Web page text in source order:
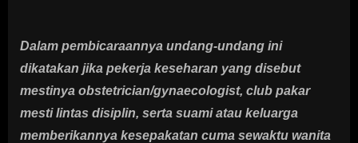
Dalam pembicaraannya undang-undang ini
dikatakan jika pekerja keseharan yang disebut
mestinya obstetrician/gynaecologist, club pakar
mesti lintas disiplin, serta suami atau keluarga
memberikannya kesepakatan cuma sewaktu wanita